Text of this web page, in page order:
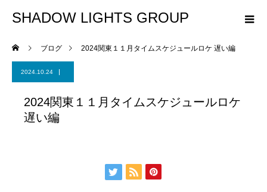
SHADOW LIGHTS GROUP
ブログ 2024関東１１月タイムスケジュールロケ 遅い編
2024.10.24
2024関東１１月タイムスケジュールロケ
遅い編